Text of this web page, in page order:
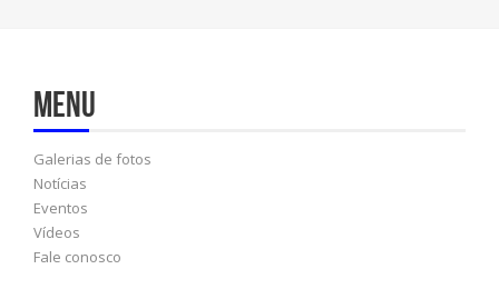
Menu
Galerias de fotos
Notícias
Eventos
Vídeos
Fale conosco